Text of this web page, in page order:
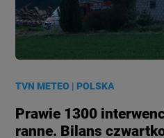
TVN METEO |POLSKA
Prawie 1300
ranne. Bilans